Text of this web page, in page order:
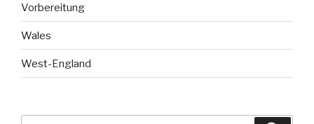
Vorbereitung
Wales
West-England